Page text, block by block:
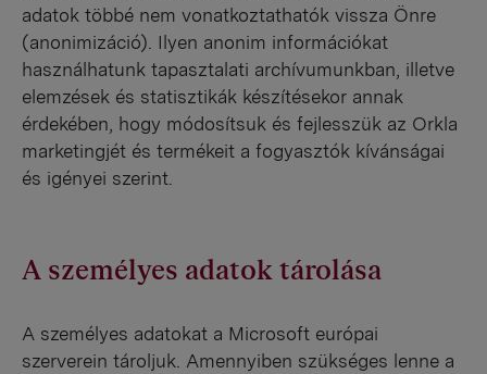
adatok többé nem vonatkoztathatók vissza Önre
(anonimizáció). Ilyen anonim információkat
használhatunk tapasztalati archívumunkban, illetve
elemzések és statisztikák készítésekor annak
érdekében, hogy módosítsuk és fejlesszük az Orkla
marketingjét és termékeit a fogyasztók kívánságai
és igényei szerint.
A személyes adatok tárolása
A személyes adatokat a Microsoft európai
szerverein tároljuk. Amennyiben szükséges lenne a